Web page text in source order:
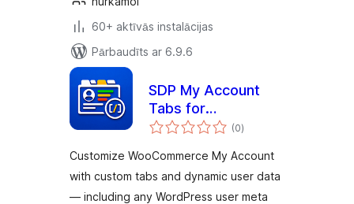
60+ aktīvās instalācijas
Pārbaudīts ar 6.9.6
SDP My Account
Tabs for
WooCommerce
(0vērtējumu
kopsumma
)
Customize WooCommerce My Account
with custom tabs and dynamic user data
— including any WordPress user meta